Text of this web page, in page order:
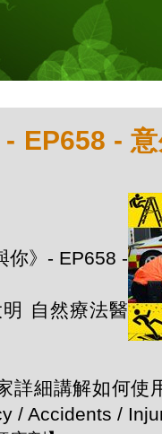
- EP658 -
你》- EP658 -
自然療法醫
詳細講解如何使
/ Accidents /